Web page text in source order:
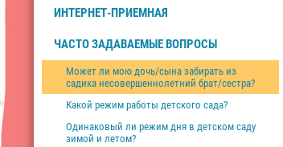
ИНТЕРНЕТ-ПРИЕМНАЯ
ЧАСТО ЗАДАВАЕМЫЕ ВОПРОСЫ
Может ли мою дочь/сына забирать из
садика несовершеннолетний брат/сестра?
Какой режим работы детского сада?
Одинаковый ли режим дня в детском саду
зимой и летом?